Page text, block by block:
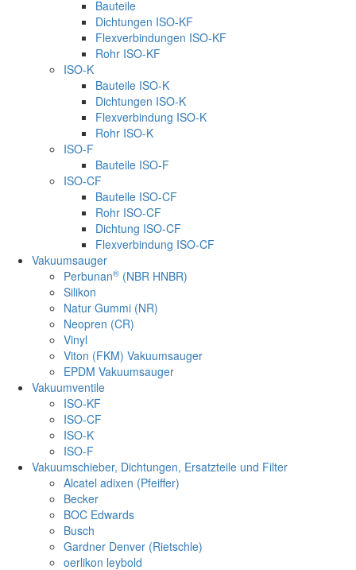
Bauteile
Dichtungen ISO-KF
Flexverbindungen ISO-KF
Rohr ISO-KF
ISO-K
Bauteile ISO-K
Dichtungen ISO-K
Flexverbindung ISO-K
Rohr ISO-K
ISO-F
Bauteile ISO-F
ISO-CF
Bauteile ISO-CF
Rohr ISO-CF
Dichtung ISO-CF
Flexverbindung ISO-CF
Vakuumsauger
Perbunan® (NBR HNBR)
Silikon
Natur Gummi (NR)
Neopren (CR)
Vinyl
Viton (FKM) Vakuumsauger
EPDM Vakuumsauger
Vakuumventile
ISO-KF
ISO-CF
ISO-K
ISO-F
Vakuumschieber, Dichtungen, Ersatzteile und Filter
Alcatel adixen (Pfeiffer)
Becker
BOC Edwards
Busch
Gardner Denver (Rietschle)
oerlikon leybold